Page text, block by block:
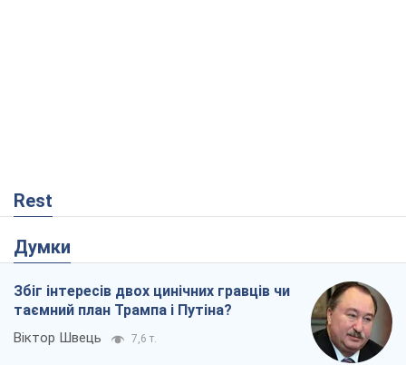
Rest
Думки
Збіг інтересів двох цинічних гравців чи
таємний план Трампа і Путіна?
Віктор Швець 7,6 т.